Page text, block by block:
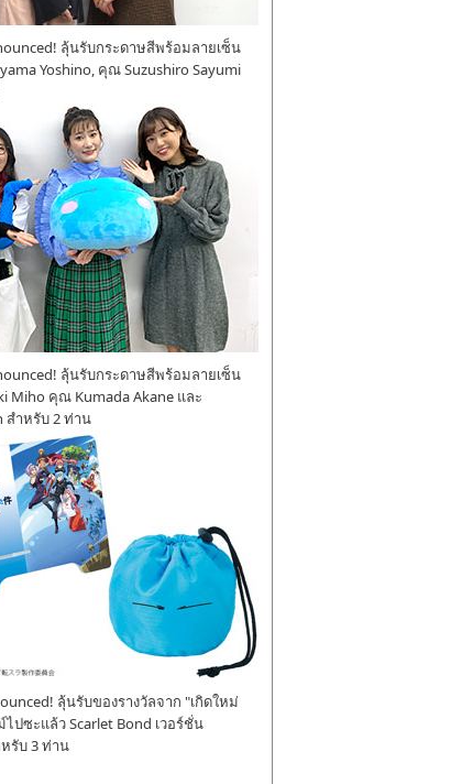
ลุ้นรับกระดาษสีพร้อมลายเซ็น
Yoshino, คุณ Suzushiro Sayumi
ลุ้นรับกระดาษสีพร้อมลายเซ็น
Miho คุณ Kumada Akane และ
สำหรับ 2 ท่าน
ลุ้นรับของรางวัลจาก "เกิดใหม่
ปซะแล้ว Scarlet Bond เวอร์ชั่น
รับ 3 ท่าน